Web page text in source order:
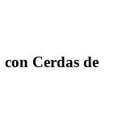
Cerdas de